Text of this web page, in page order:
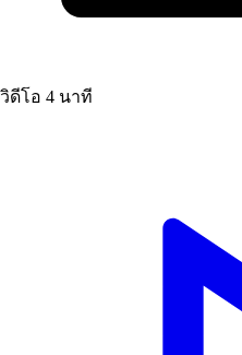
วิดีโอ 4 นาที